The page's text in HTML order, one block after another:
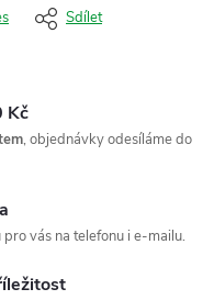
Sdílet
Kč
, objednávky odesíláme do
vás na telefonu i e-mailu.